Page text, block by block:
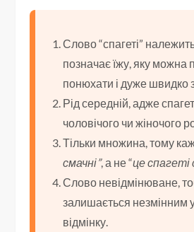
Слово “спагеті”
позначає їжу, яку можна
понюхати і дуже швидко
Рід середній, адже
чоловічого чи жіночого
Тільки множина, тому
смачні”, а не “це спагеті
Слово невідмінюване,
залишається незмінним
відмінку.